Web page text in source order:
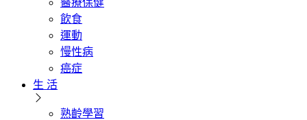
醫療保健
飲食
運動
慢性病
癌症
生 活
熟齡學習